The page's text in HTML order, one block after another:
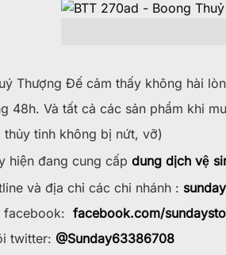
Thượng Đế cảm thấy không hài
48h. Và tất cả các sản phẩm khi
thủy tinh không bị nứt, vỡ)
hiện đang cung cấpdung dịch vệ
và địa chỉ các chi nhánh :
facebook:facebook.com/
twitter: @Sunday63386708